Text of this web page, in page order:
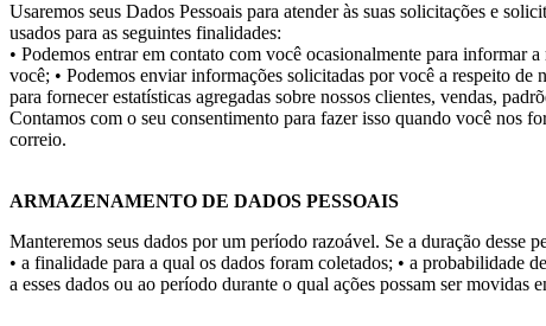
Usaremos seus Dados Pessoais para atender às suas solicitações e
usados para as seguintes finalidades:
• Podemos entrar em contato com você ocasionalmente para informar
você; • Podemos enviar informações solicitadas por você a respeito de
para fornecer estatísticas agregadas sobre nossos clientes, vendas,
Contamos com o seu consentimento para fazer isso quando você nos
correio.
ARMAZENAMENTO DE DADOS PESSOAIS
Manteremos seus dados por um período razoável. Se a duração desse
• a finalidade para a qual os dados foram coletados; • a probabilidade
a esses dados ou ao período durante o qual ações possam ser